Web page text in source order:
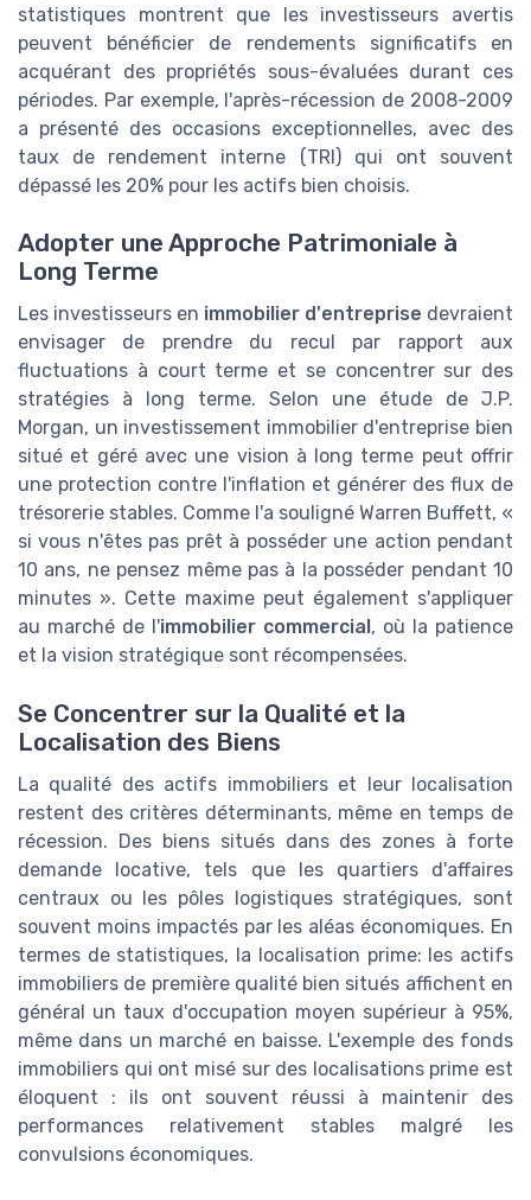
statistiques montrent que les investisseurs avertis
peuvent bénéficier de rendements significatifs en
acquérant des propriétés sous-évaluées durant ces
périodes. Par exemple, l'après-récession de 2008-2009
a présenté des occasions exceptionnelles, avec des
taux de rendement interne (TRI) qui ont souvent
dépassé les 20% pour les actifs bien choisis.
Adopter une Approche Patrimoniale à
Long Terme
Les investisseurs en immobilier d'entreprise devraient
envisager de prendre du recul par rapport aux
fluctuations à court terme et se concentrer sur des
stratégies à long terme. Selon une étude de J.P.
Morgan, un investissement immobilier d'entreprise bien
situé et géré avec une vision à long terme peut offrir
une protection contre l'inflation et générer des flux de
trésorerie stables. Comme l'a souligné Warren Buffett, «
si vous n'êtes pas prêt à posséder une action pendant
10 ans, ne pensez même pas à la posséder pendant 10
minutes ». Cette maxime peut également s'appliquer
au marché de l'immobilier commercial , où la patience
et la vision stratégique sont récompensées.
Se Concentrer sur la Qualité et la
Localisation des Biens
La qualité des actifs immobiliers et leur localisation
restent des critères déterminants, même en temps de
récession. Des biens situés dans des zones à forte
demande locative, tels que les quartiers d'affaires
centraux ou les pôles logistiques stratégiques, sont
souvent moins impactés par les aléas économiques. En
termes de statistiques, la localisation prime: les actifs
immobiliers de première qualité bien situés affichent en
général un taux d'occupation moyen supérieur à 95%,
même dans un marché en baisse. L'exemple des fonds
immobiliers qui ont misé sur des localisations prime est
éloquent : ils ont souvent réussi à maintenir des
performances relativement stables malgré les
convulsions économiques.